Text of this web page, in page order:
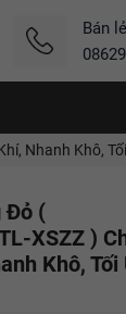
Bán
Nhanh Khô,
Đỏ (
XSZZ )
Khô, Tối